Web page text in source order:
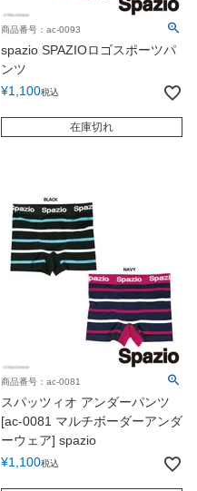
商品番号：ac-0093
spazio SPAZIOロゴスポーツパ
ンツ
¥1,100税込
在庫切れ
商品番号：ac-0081
スパッツィオ アンダーパンツ
[ac-0081 マルチボーダーアンダ
ーウェア] spazio
¥1,100税込